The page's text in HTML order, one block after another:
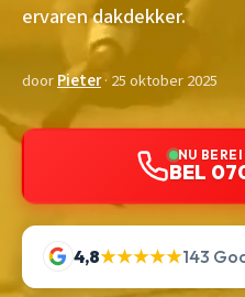
ervaren dakdekker.
doorPieter· 25 oktober 2025
NU
BEL
4,8★★★★★143